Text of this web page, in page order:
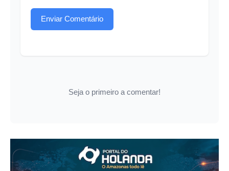
Enviar Comentário
Seja o primeiro a comentar!